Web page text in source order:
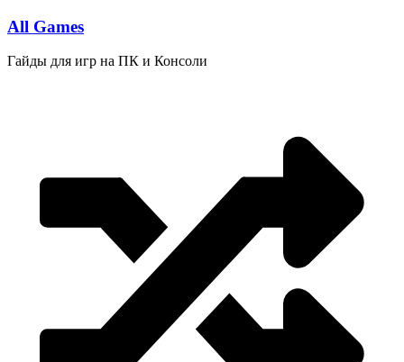
Перейти
содержимому
All Games
Гайды для игр на ПК и Консоли